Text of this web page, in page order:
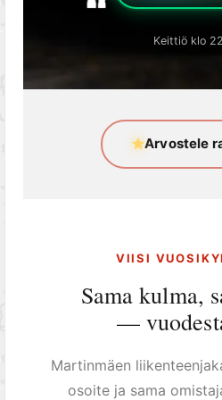
Keittiö klo
Arvostele
VIISI
Sama kulma,
—
Martinmäen
osoite ja sama